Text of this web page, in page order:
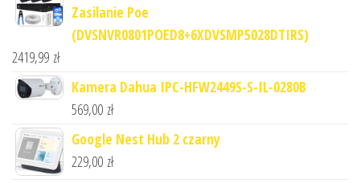
Zasilanie Poe
(DVSNVR0801POED8+6XDVSMP5028DTIRS)
2419,99 zł
Kamera Dahua IPC-HFW2449S-S-IL-0280B
569,00 zł
Google Nest Hub 2 czarny
229,00 zł